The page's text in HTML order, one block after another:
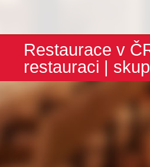
Restaurace v
restauraci |